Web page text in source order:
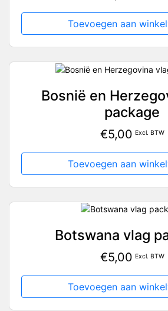
Toevoegen aan
Bosnië en
package
€5,00 Excl. BTW
Toevoegen aan
Botswana vlag
€5,00 Excl. BTW
Toevoegen aan